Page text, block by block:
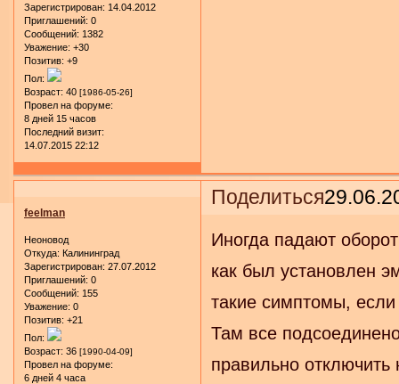
Зарегистрирован: 14.04.2012
Приглашений: 0
Сообщений: 1382
Уважение: +30
Позитив: +9
Пол:
Возраст: 40 [1986-05-26]
Провел на форуме:
8 дней 15 часов
Последний визит:
14.07.2015 22:12
Поделиться
feelman
Неоновод
Откуда: Калининград
Зарегистрирован: 27.07.2012
Приглашений: 0
Сообщений: 155
Уважение: 0
Позитив: +21
Пол:
Возраст: 36 [1990-04-09]
Провел на форуме:
6 дней 4 часа
Иногда падают
как был установлен
такие симптомы,
Там все
правильно